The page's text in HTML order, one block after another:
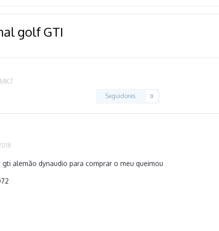
golf GTI
Seguidores 0
alemão dynaudio para comprar o meu queimou